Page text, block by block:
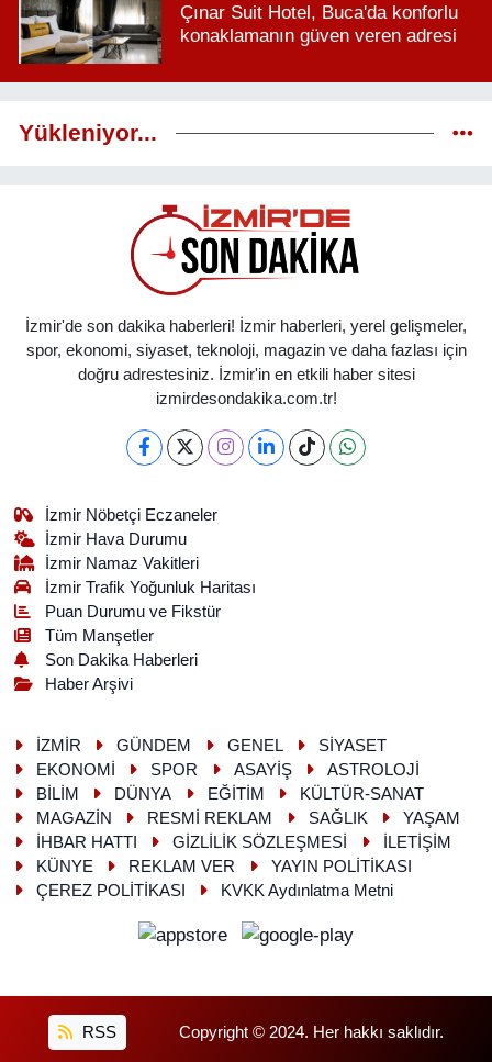
Çınar Suit Hotel, Buca'da konforlu
konaklamanın güven veren adresi
Yükleniyor...
İzmir'de son dakika haberleri! İzmir haberleri, yerel gelişmeler,
spor, ekonomi, siyaset, teknoloji, magazin ve daha fazlası için
doğru adrestesiniz. İzmir'in en etkili haber sitesi
izmirdesondakika.com.tr!
İzmir Nöbetçi Eczaneler
İzmir Hava Durumu
İzmir Namaz Vakitleri
İzmir Trafik Yoğunluk Haritası
Puan Durumu ve Fikstür
Tüm Manşetler
Son Dakika Haberleri
Haber Arşivi
İZMİR GÜNDEM GENEL
SİYASET
EKONOMİ
SPOR ASAYİŞ
ASTROLOJİ
BİLİM
DÜNYA EĞİTİM
KÜLTÜR-SANAT
MAGAZİN
RESMİ REKLAM SAĞLIK
YAŞAM
İHBAR HATTI
GİZLİLİK SÖZLEŞMESİ
İLETİŞİM
KÜNYE
REKLAM VER
YAYIN POLİTİKASI
ÇEREZ POLİTİKASI
KVKK Aydınlatma Metni
RSS Copyright © 2024. Her hakkı saklıdır.